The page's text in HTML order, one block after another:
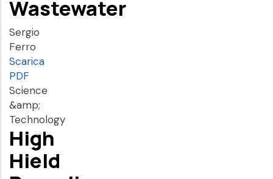
Wastewater
Sergio
Ferro
Scarica
PDF
Science
&amp;
Technology
High
Hield